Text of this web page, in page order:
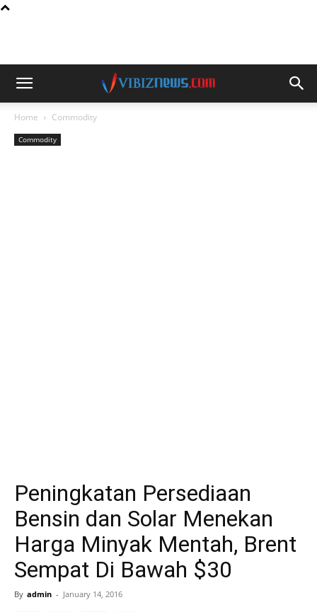
Home Commodity
Commodity
Peningkatan Persediaan
Bensin dan Solar Menekan
Harga Minyak Mentah, Brent
Sempat Di Bawah $30
By admin - January 14, 2016